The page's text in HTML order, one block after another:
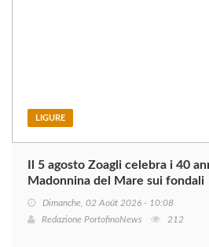
LIGURE
Il 5 agosto Zoagli celebra i 40
Madonnina del Mare sui fondali
Dimanche, 02 Août 2026 - 10:08
Redazione PortofinoNews
212